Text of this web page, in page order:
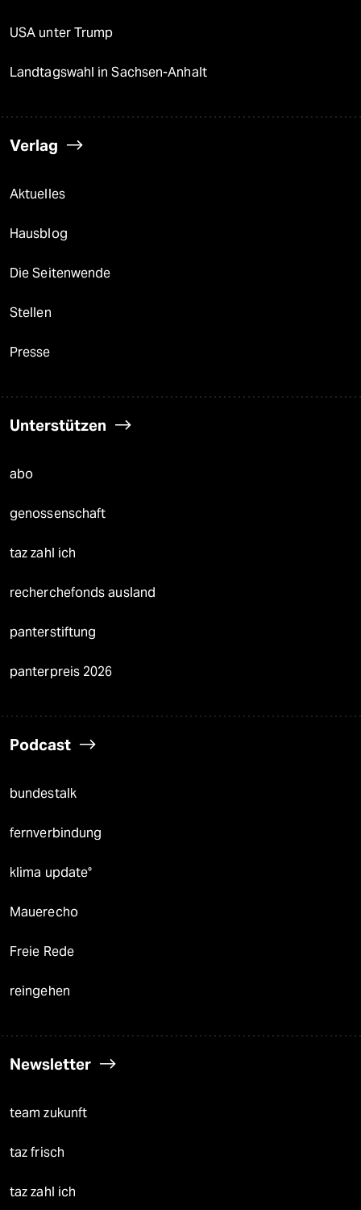
USA unter Trump
Landtagswahl in Sachsen-Anhalt
Verlag
Aktuelles
Hausblog
Die Seitenwende
Stellen
Presse
Unterstützen
abo
genossenschaft
taz zahl ich
recherchefonds ausland
panterstiftung
panterpreis 2026
Podcast
bundestalk
fernverbindung
klima update°
Mauerecho
Freie Rede
reingehen
Newsletter
team zukunft
taz frisch
taz zahl ich